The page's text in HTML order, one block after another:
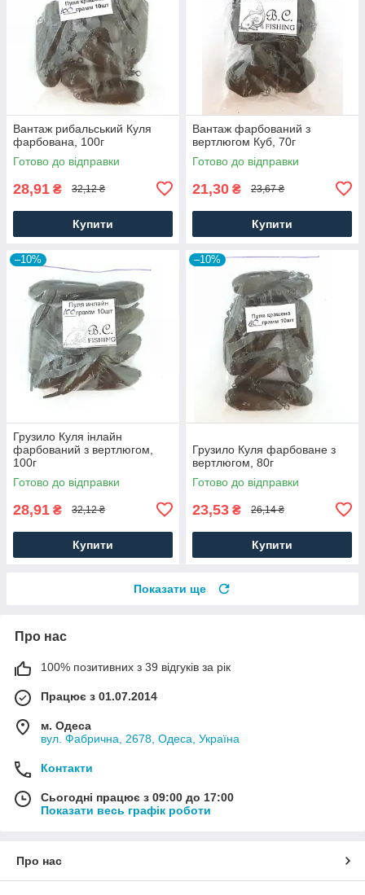
Вантаж рибальський Куля
фарбована, 100г
Готово до відправки
28,91 ₴ 32,12 ₴
Купити
Вантаж фарбований з
вертлюгом Куб, 70г
Готово до відправки
21,30 ₴ 23,67 ₴
Купити
–10%
Грузило Куля інлайн
фарбований з вертлюгом,
100г
Готово до відправки
28,91 ₴ 32,12 ₴
Купити
–10%
Грузило Куля фарбоване з
вертлюгом, 80г
Готово до відправки
23,53 ₴ 26,14 ₴
Купити
Показати ще
Про нас
100% позитивних з 39 відгуків за рік
Працює з 01.07.2014
м. Одеса
вул. Фабрична, 2678, Одеса, Україна
Контакти
Сьогодні працює з 09:00 до 17:00
Показати весь графік роботи
Про нас